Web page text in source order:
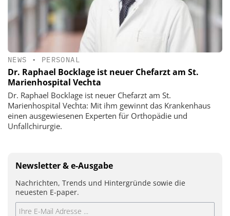
NEWS • PERSONAL
Dr. Raphael Bocklage ist neuer Chefarzt am St.
Marienhospital Vechta
Dr. Raphael Bocklage ist neuer Chefarzt am St.
Marienhospital Vechta: Mit ihm gewinnt das Krankenhaus
einen ausgewiesenen Experten für Orthopädie und
Unfallchirurgie.
Newsletter & e-Ausgabe
Nachrichten, Trends und Hintergründe sowie die
neuesten E-paper.